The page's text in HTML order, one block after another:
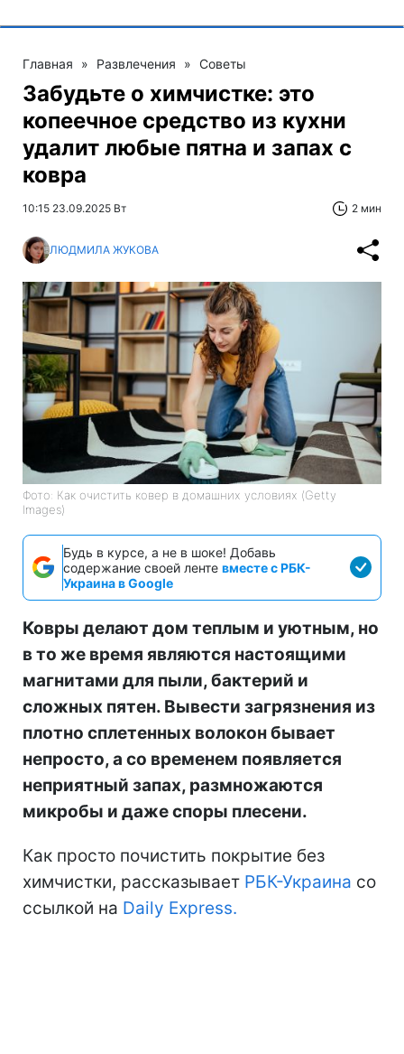
Главная » Развлечения » Советы
Забудьте о химчистке: это
копеечное средство из кухни
удалит любые пятна и запах с
ковра
10:15 23.09.2025 Вт 2 мин
ЛЮДМИЛА ЖУКОВА
Фото: Как очистить ковер в домашних условиях (Getty
Images)
Будь в курсе, а не в шоке! Добавь
содержание своей ленте вместе с РБК-
Украина в Google
Ковры делают дом теплым и уютным, но
в то же время являются настоящими
магнитами для пыли, бактерий и
сложных пятен. Вывести загрязнения из
плотно сплетенных волокон бывает
непросто, а со временем появляется
неприятный запах, размножаются
микробы и даже споры плесени.
Как просто почистить покрытие без
химчистки, рассказывает РБК-Украина со
ссылкой на Daily Express.